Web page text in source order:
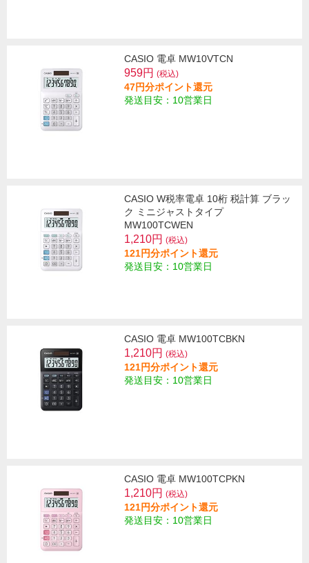
CASIO 電卓 MW10VTCN
959円 (税込)
47円分ポイント還元
発送目安：10営業日
CASIO W税率電卓 10桁 税計算 ブラッ
ク ミニジャストタイプ
MW100TCWEN
1,210円 (税込)
121円分ポイント還元
発送目安：10営業日
CASIO 電卓 MW100TCBKN
1,210円 (税込)
121円分ポイント還元
発送目安：10営業日
CASIO 電卓 MW100TCPKN
1,210円 (税込)
121円分ポイント還元
発送目安：10営業日